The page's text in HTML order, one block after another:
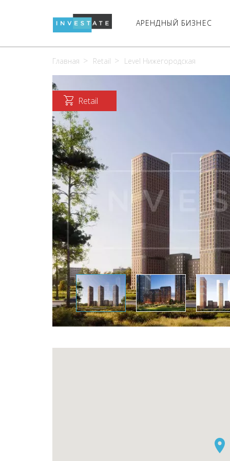
АРЕНДНЫЙ БИЗНЕС
Главная Retail Level Нижегородская
Retail